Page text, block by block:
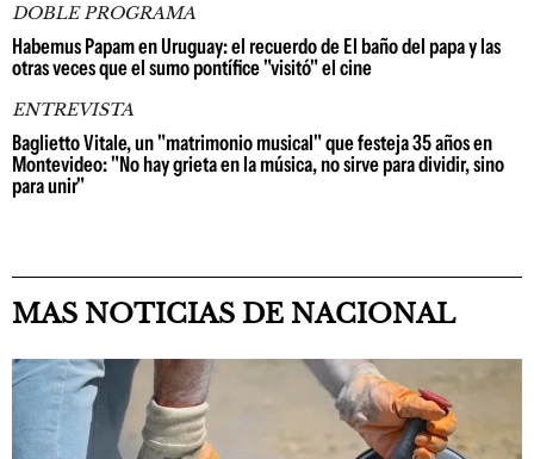
DOBLE PROGRAMA
Habemus Papam en Uruguay: el recuerdo de El baño del papa y las
otras veces que el sumo pontífice "visitó" el cine
ENTREVISTA
Baglietto Vitale, un "matrimonio musical" que festeja 35 años en
Montevideo: "No hay grieta en la música, no sirve para dividir, sino
para unir"
MAS NOTICIAS DE NACIONAL